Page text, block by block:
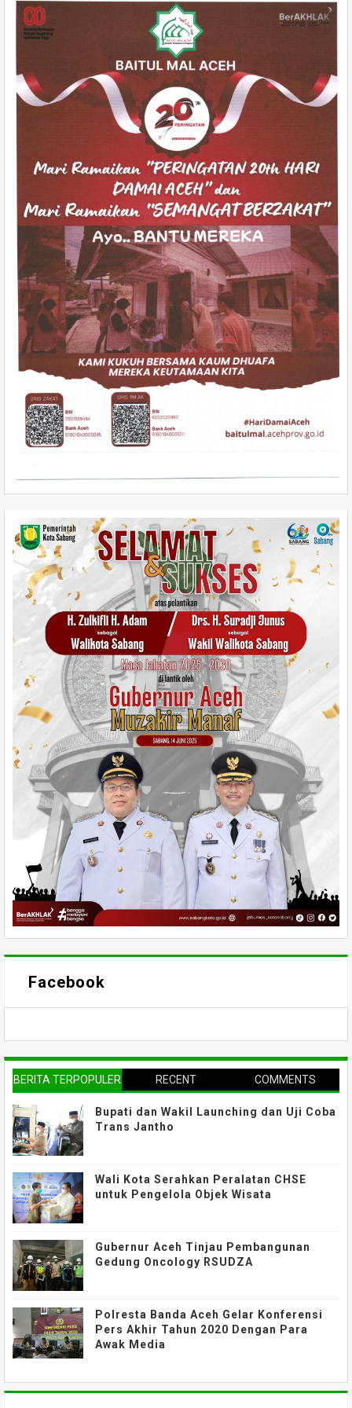
Facebook
BERITA TERPOPULER RECENT COMMENTS
Bupati dan Wakil Launching dan Uji Coba
Trans Jantho
Wali Kota Serahkan Peralatan CHSE
untuk Pengelola Objek Wisata
Gubernur Aceh Tinjau Pembangunan
Gedung Oncology RSUDZA
Polresta Banda Aceh Gelar Konferensi
Pers Akhir Tahun 2020 Dengan Para
Awak Media